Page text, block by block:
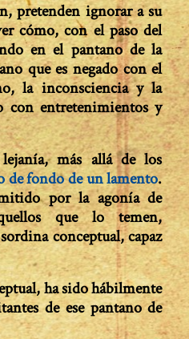
pretenden ignorar a su
cómo, con el paso del
en el pantano de la
que es negado con el
la inconsciencia y la
entretenimientos y
más allá de los
de fondo de un lamento.
por la agonía de
que lo temen,
conceptual, capaz
ha sido hábilmente
de ese pantano de